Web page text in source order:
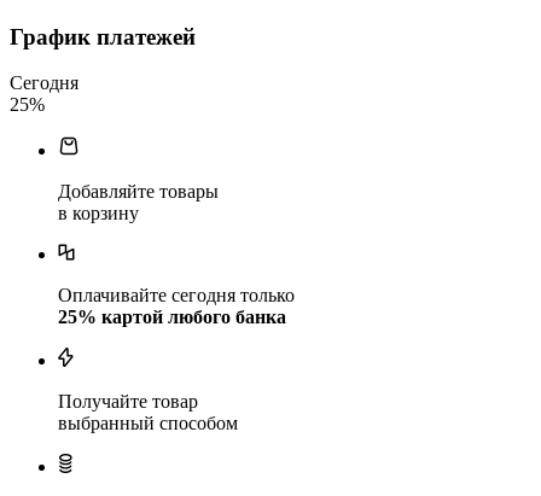
График платежей
Сегодня
25%
Добавляйте товары
в корзину
Оплачивайте сегодня только
25% картой любого банка
Получайте товар
выбранный способом